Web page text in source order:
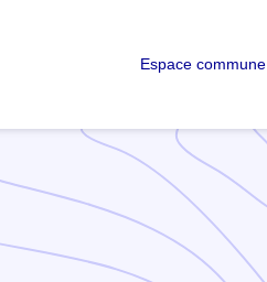
Espace commune